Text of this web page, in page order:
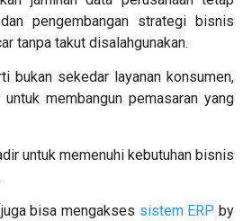
pengembangan strategi bisnis
tanpa takut disalahgunakan.
bukan sekedar layanan konsumen,
membangun pemasaran yang
untuk memenuhi kebutuhan bisnis
bisa mengakses sistem ERP by